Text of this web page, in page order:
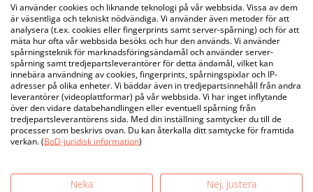
Vi använder cookies och liknande teknologi på vår webbsida. Vissa av dem
är väsentliga och tekniskt nödvändiga. Vi använder även metoder för att
analysera (t.ex. cookies eller fingerprints samt server-spårning) och för att
mäta hur ofta vår webbsida besöks och hur den används. Vi använder
spårningsteknik för marknadsföringsändamål och använder server-
spårning samt tredjepartsleverantörer för detta ändamål, vilket kan
innebära användning av cookies, fingerprints, spårningspixlar och IP-
adresser på olika enheter. Vi bäddar även in tredjepartsinnehåll från andra
leverantörer (videoplattformar) på vår webbsida. Vi har inget inflytande
över den vidare databehandlingen eller eventuell spårning från
tredjepartsleverantörens sida. Med din inställning samtycker du till de
processer som beskrivs ovan. Du kan återkalla ditt samtycke för framtida
verkan. (BoD-juridisk information)
Neka
Nej, justera